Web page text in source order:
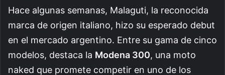
Hace algunas semanas, Malaguti, la reconocida
marca de origen italiano, hizo su esperado debut
en el mercado argentino. Entre su gama de cinco
modelos, destaca la Modena 300, una moto
naked que promete competir en uno de los